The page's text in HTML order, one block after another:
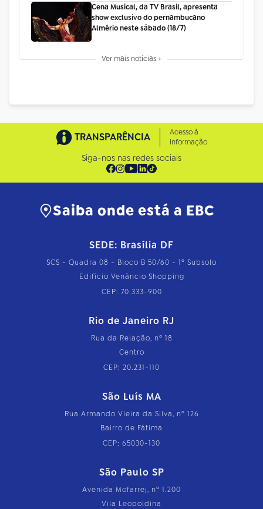
Cena Musical, da TV Brasil, apresenta
show exclusivo do pernambucano
Almério neste sábado (18/7)
Ver mais notícias +
TRANSPARÊNCIA
Acesso à
Informação
Siga-nos nas redes sociais
Saiba onde está a EBC
SEDE: Brasília DF
SCS - Quadra 08 - Bloco B 50/60 - 1º Subsolo
Edifício Venâncio Shopping
CEP: 70.333-900
Rio de Janeiro RJ
Rua da Relação, nº 18
Centro
CEP: 20.231-110
São Luís MA
Rua Armando Vieira da Silva, nº 126
Bairro de Fátima
CEP: 65030-130
São Paulo SP
Avenida Mofarrej, nº 1.200
Vila Leopoldina